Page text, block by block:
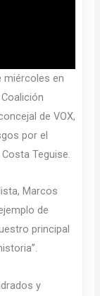
miércoles en
de VOX,
por el
Teguise.
Marcos
de
principal
y